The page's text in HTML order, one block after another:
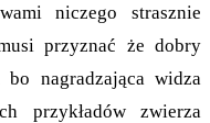
niczego strasznie
przyznać że dobry
nagradzająca widza
przykładów zwierza